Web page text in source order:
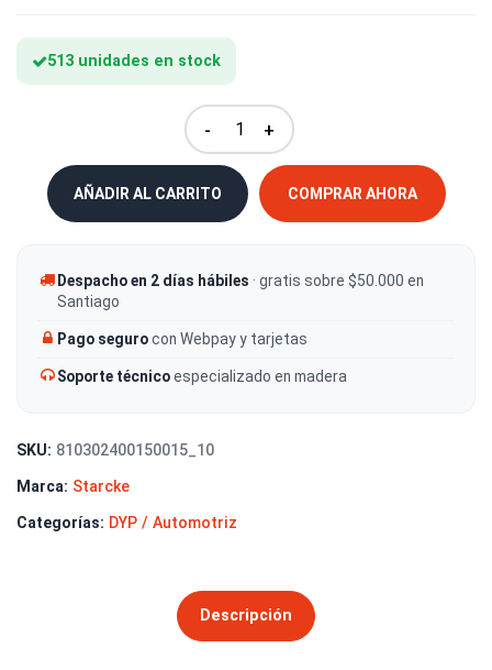
513 unidades en stock
- +
AÑADIR AL CARRITO COMPRAR AHORA
Despacho en 2 días hábiles · gratis sobre $50.000 en
Santiago
Pago segurocon Webpay y tarjetas
Soporte técnicoespecializado en madera
SKU: 810302400150015_10
Marca: Starcke
Categorías: DYP / Automotriz
Descripción